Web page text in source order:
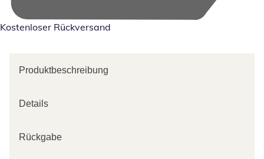
Kostenloser Rückversand
Produktbeschreibung
Details
Rückgabe